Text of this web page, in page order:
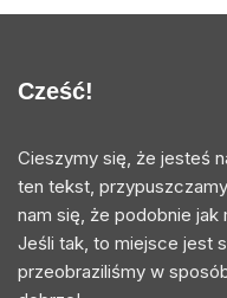
Cześć!
Cieszymy się, że jesteś
ten tekst,
nam się, że podobnie
Jeśli tak, to miejsce jest
przeobraziliśmy w